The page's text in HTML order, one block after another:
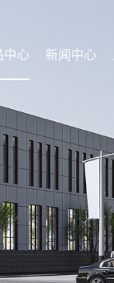
中心 新闻中心